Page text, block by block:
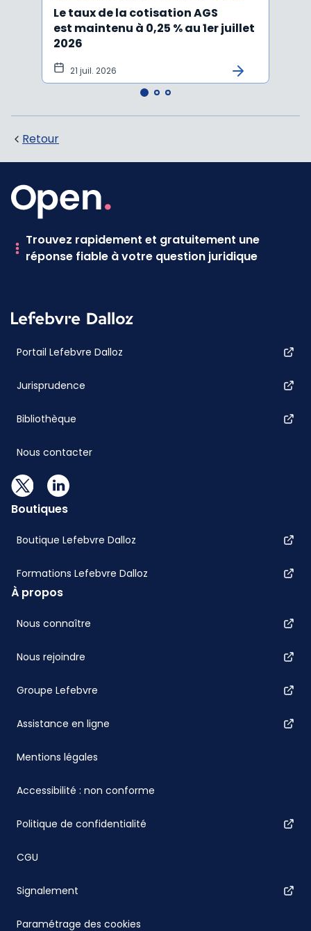
Le taux de la cotisation AGS
est maintenu à 0,25 % au 1er juillet
2026
21 juil. 2026
Retour
Trouvez rapidement et gratuitement une
réponse fiable à votre question juridique
Portail Lefebvre Dalloz
Jurisprudence
Bibliothèque
Nous contacter
Boutiques
Boutique Lefebvre Dalloz
Formations Lefebvre Dalloz
À propos
Nous connaître
Nous rejoindre
Groupe Lefebvre
Assistance en ligne
Mentions légales
Accessibilité : non conforme
Politique de confidentialité
CGU
Signalement
Paramétrage des cookies